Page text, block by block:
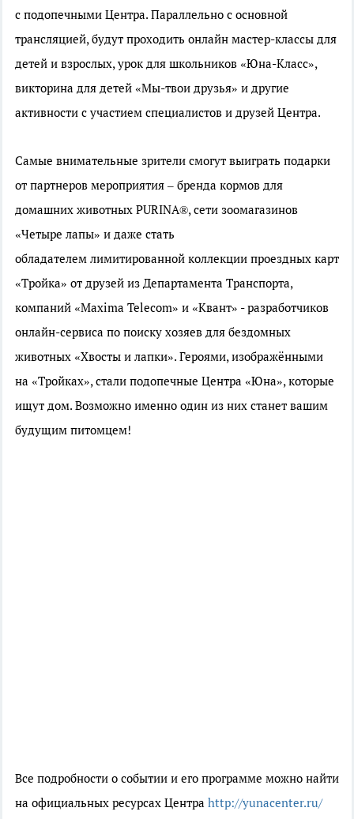
с подопечными Центра. Параллельно с основной
трансляцией, будут проходить онлайн мастер-классы для
детей и взрослых, урок для школьников «Юна-Класс»,
викторина для детей «Мы-твои друзья» и другие
активности с участием специалистов и друзей Центра.
Самые внимательные зрители смогут выиграть подарки
от партнеров мероприятия – бренда кормов для
домашних животных PURINA®, сети зоомагазинов
«Четыре лапы» и даже стать
обладателем лимитированной коллекции проездных карт
«Тройка» от друзей из Департамента Транспорта,
компаний «Maxima Telecom» и «Квант» - разработчиков
онлайн-сервиса по поиску хозяев для бездомных
животных «Хвосты и лапки». Героями, изображёнными
на «Тройках», стали подопечные Центра «Юна», которые
ищут дом. Возможно именно один из них станет вашим
будущим питомцем!
Все подробности о событии и его программе можно найти
на официальных ресурсах Центра http://yunacenter.ru/